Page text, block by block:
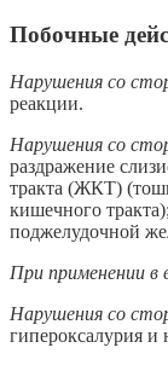
Побочные
Нарушения со
реакции.
Нарушения со
раздражение
тракта (ЖКТ)
кишечного
поджелудочной
При применении в
Нарушения со
гипероксалурия и